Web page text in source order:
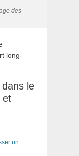
des
le
et
un